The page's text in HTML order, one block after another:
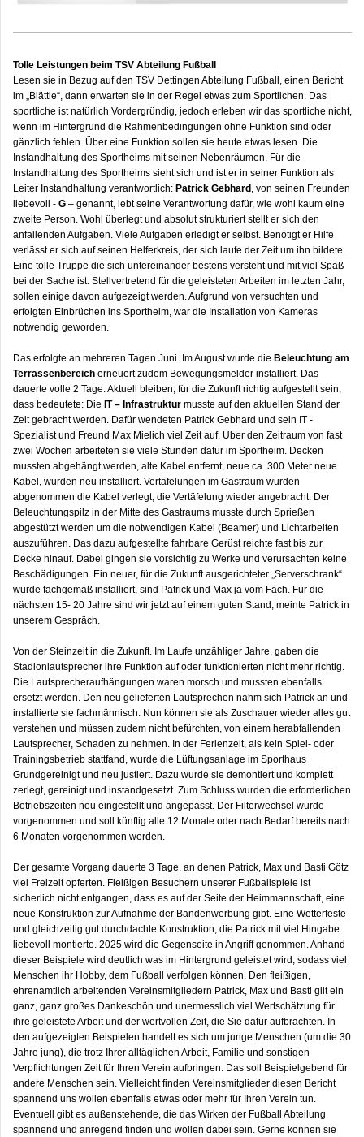
Tolle Leistungen beim TSV Abteilung Fußball
Lesen sie in Bezug auf den TSV Dettingen Abteilung Fußball, einen Bericht
im „Blättle“, dann erwarten sie in der Regel etwas zum Sportlichen. Das
sportliche ist natürlich Vordergründig, jedoch erleben wir das sportliche nicht,
wenn im Hintergrund die Rahmenbedingungen ohne Funktion sind oder
gänzlich fehlen. Über eine Funktion sollen sie heute etwas lesen. Die
Instandhaltung des Sportheims mit seinen Nebenräumen. Für die
Instandhaltung des Sportheims sieht sich und ist er in seiner Funktion als
Leiter Instandhaltung verantwortlich: Patrick Gebhard , von seinen Freunden
liebevoll - G – genannt, lebt seine Verantwortung dafür, wie wohl kaum eine
zweite Person. Wohl überlegt und absolut strukturiert stellt er sich den
anfallenden Aufgaben. Viele Aufgaben erledigt er selbst. Benötigt er Hilfe
verlässt er sich auf seinen Helferkreis, der sich laufe der Zeit um ihn bildete.
Eine tolle Truppe die sich untereinander bestens versteht und mit viel Spaß
bei der Sache ist. Stellvertretend für die geleisteten Arbeiten im letzten Jahr,
sollen einige davon aufgezeigt werden. Aufgrund von versuchten und
erfolgten Einbrüchen ins Sportheim, war die Installation von Kameras
notwendig geworden.
Das erfolgte an mehreren Tagen Juni. Im August wurde die Beleuchtung am
Terrassenbereich erneuert zudem Bewegungsmelder installiert. Das
dauerte volle 2 Tage. Aktuell bleiben, für die Zukunft richtig aufgestellt sein,
dass bedeutete: Die IT – Infrastruktur musste auf den aktuellen Stand der
Zeit gebracht werden. Dafür wendeten Patrick Gebhard und sein IT -
Spezialist und Freund Max Mielich viel Zeit auf. Über den Zeitraum von fast
zwei Wochen arbeiteten sie viele Stunden dafür im Sportheim. Decken
mussten abgehängt werden, alte Kabel entfernt, neue ca. 300 Meter neue
Kabel, wurden neu installiert. Vertäfelungen im Gastraum wurden
abgenommen die Kabel verlegt, die Vertäfelung wieder angebracht. Der
Beleuchtungspilz in der Mitte des Gastraums musste durch Sprießen
abgestützt werden um die notwendigen Kabel (Beamer) und Lichtarbeiten
auszuführen. Das dazu aufgestellte fahrbare Gerüst reichte fast bis zur
Decke hinauf. Dabei gingen sie vorsichtig zu Werke und verursachten keine
Beschädigungen. Ein neuer, für die Zukunft ausgerichteter „Serverschrank“
wurde fachgemäß installiert, sind Patrick und Max ja vom Fach. Für die
nächsten 15- 20 Jahre sind wir jetzt auf einem guten Stand, meinte Patrick in
unserem Gespräch.
Von der Steinzeit in die Zukunft. Im Laufe unzähliger Jahre, gaben die
Stadionlautsprecher ihre Funktion auf oder funktionierten nicht mehr richtig.
Die Lautsprecheraufhängungen waren morsch und mussten ebenfalls
ersetzt werden. Den neu gelieferten Lautsprechen nahm sich Patrick an und
installierte sie fachmännisch. Nun können sie als Zuschauer wieder alles gut
verstehen und müssen zudem nicht befürchten, von einem herabfallenden
Lautsprecher, Schaden zu nehmen. In der Ferienzeit, als kein Spiel- oder
Trainingsbetrieb stattfand, wurde die Lüftungsanlage im Sporthaus
Grundgereinigt und neu justiert. Dazu wurde sie demontiert und komplett
zerlegt, gereinigt und instandgesetzt. Zum Schluss wurden die erforderlichen
Betriebszeiten neu eingestellt und angepasst. Der Filterwechsel wurde
vorgenommen und soll künftig alle 12 Monate oder nach Bedarf bereits nach
6 Monaten vorgenommen werden.
Der gesamte Vorgang dauerte 3 Tage, an denen Patrick, Max und Basti Götz
viel Freizeit opferten. Fleißigen Besuchern unserer Fußballspiele ist
sicherlich nicht entgangen, dass es auf der Seite der Heimmannschaft, eine
neue Konstruktion zur Aufnahme der Bandenwerbung gibt. Eine Wetterfeste
und gleichzeitig gut durchdachte Konstruktion, die Patrick mit viel Hingabe
liebevoll montierte. 2025 wird die Gegenseite in Angriff genommen. Anhand
dieser Beispiele wird deutlich was im Hintergrund geleistet wird, sodass viel
Menschen ihr Hobby, dem Fußball verfolgen können. Den fleißigen,
ehrenamtlich arbeitenden Vereinsmitgliedern Patrick, Max und Basti gilt ein
ganz, ganz großes Dankeschön und unermesslich viel Wertschätzung für
ihre geleistete Arbeit und der wertvollen Zeit, die Sie dafür aufbrachten. In
den aufgezeigten Beispielen handelt es sich um junge Menschen (um die 30
Jahre jung), die trotz Ihrer alltäglichen Arbeit, Familie und sonstigen
Verpflichtungen Zeit für Ihren Verein aufbringen. Das soll Beispielgebend für
andere Menschen sein. Vielleicht finden Vereinsmitglieder diesen Bericht
spannend uns wollen ebenfalls etwas oder mehr für Ihren Verein tun.
Eventuell gibt es außenstehende, die das Wirken der Fußball Abteilung
spannend und anregend finden und wollen dabei sein. Gerne können sie